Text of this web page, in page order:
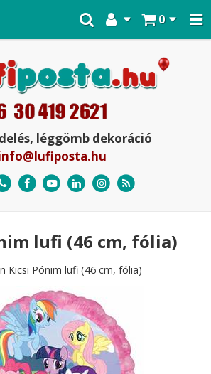
0
léggömb dekoráció
lufi (46 cm, fólia)
Kicsi Pónim lufi (46 cm, fólia)